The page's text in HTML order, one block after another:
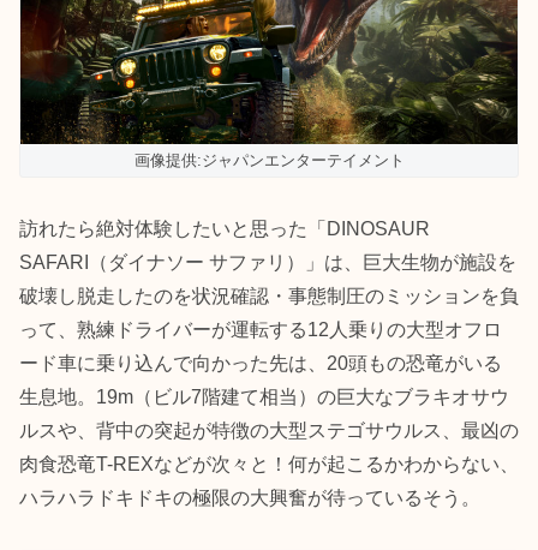
画像提供:ジャパンエンターテイメント
訪れたら絶対体験したいと思った「DINOSAUR
SAFARI（ダイナソー サファリ）」は、巨大生物が施設を
破壊し脱走したのを状況確認・事態制圧のミッションを負
って、熟練ドライバーが運転する12人乗りの大型オフロ
ード車に乗り込んで向かった先は、20頭もの恐竜がいる
生息地。19m（ビル7階建て相当）の巨大なブラキオサウ
ルスや、背中の突起が特徴の大型ステゴサウルス、最凶の
肉食恐竜T-REXなどが次々と！何が起こるかわからない、
ハラハラドキドキの極限の大興奮が待っているそう。